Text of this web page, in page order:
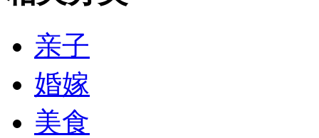
亲子
婚嫁
美食